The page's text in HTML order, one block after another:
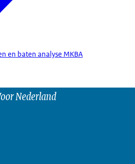
en baten analyse MKBA
Nederland